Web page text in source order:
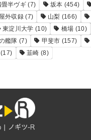
畳半ヴギ (7) 坂本 (454)
屋外収録 (7) 山梨 (166)
東淀川大学 (10) 橋場 (10)
艦隊 (7) 甲斐市 (157)
(17) 韮崎 (8)